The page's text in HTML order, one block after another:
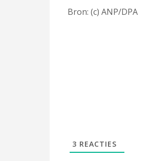
Bron: (c) ANP/DPA
3 REACTIES